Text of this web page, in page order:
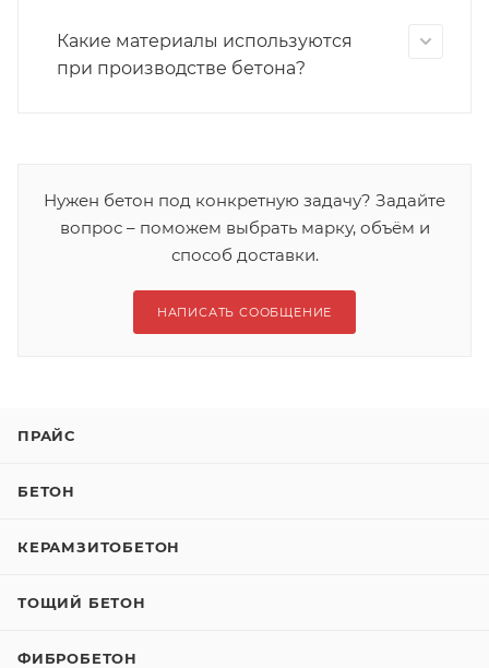
Какие материалы используются
при производстве бетона?
Нужен бетон под конкретную задачу? Задайте
вопрос – поможем выбрать марку, объём и
способ доставки.
НАПИСАТЬ СООБЩЕНИЕ
ПРАЙС
БЕТОН
КЕРАМЗИТОБЕТОН
ТОЩИЙ БЕТОН
ФИБРОБЕТОН